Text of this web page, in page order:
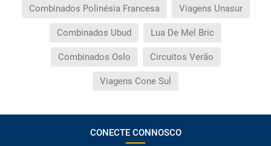
Combinados Polinésia Francesa Viagens Unasur
Combinados Ubud Lua De Mel Bric
Combinados Oslo Circuitos Verão
Viagens Cone Sul
CONECTE CONNOSCO